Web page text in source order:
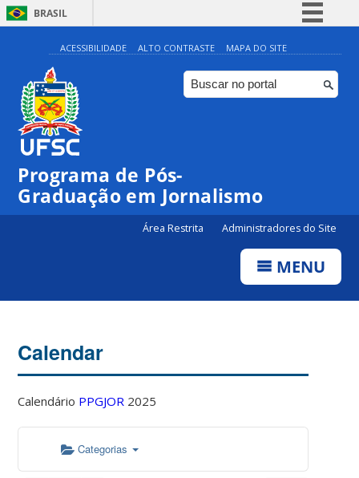
BRASIL
Simplifique!
Comunica BR
Participe
ACESSIBILIDADE ALTO CONTRASTE MAPA DO SITE
Programa de Pós-
Graduação em Jornalismo
Área Restrita Administradores do Site
MENU
Calendar
Calendário PPGJOR 2025
Categorias
04:00
05:00